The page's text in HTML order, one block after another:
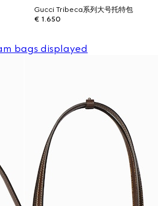
Gucci Tribeca系列大号托特包
€ 1.650